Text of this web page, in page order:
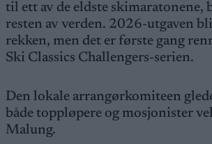
til ett av de eldste skimaratonene,
resten av verden. 2026-utgaven
rekken, men det er første gang
Ski Classics Challengers-serien.
Den lokale arrangørkomiteen
både toppløpere og mosjonister
Malung.